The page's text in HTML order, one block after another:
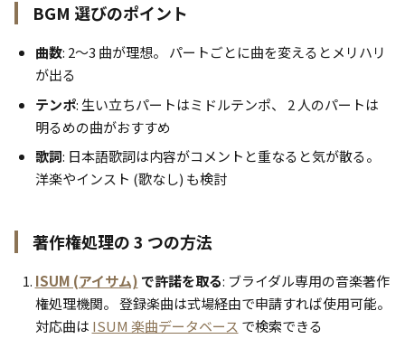
BGM 選びのポイント
曲数: 2〜3 曲が理想。 パートごとに曲を変えるとメリハリ
が出る
テンポ: 生い立ちパートはミドルテンポ、 2 人のパートは
明るめの曲がおすすめ
歌詞: 日本語歌詞は内容がコメントと重なると気が散る。
洋楽やインスト (歌なし) も検討
著作権処理の 3 つの方法
ISUM (アイサム) で許諾を取る: ブライダル専用の音楽著作
権処理機関。 登録楽曲は式場経由で申請すれば使用可能。
対応曲は ISUM 楽曲データベース で検索できる